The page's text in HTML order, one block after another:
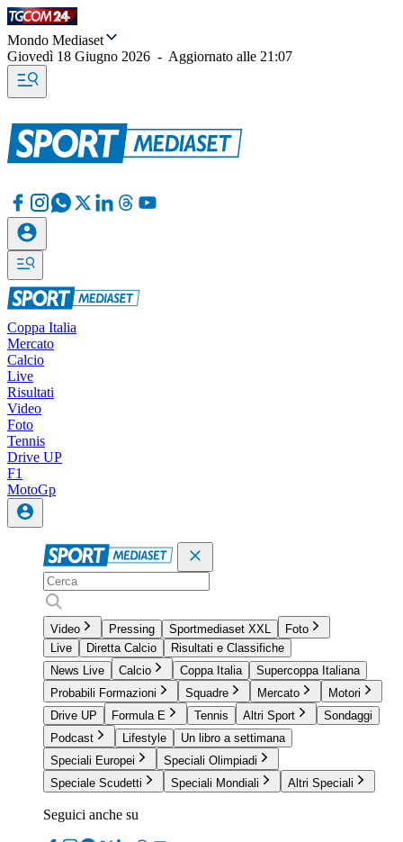
Mondo Mediaset
Giovedì 18 Giugno 2026 - Aggiornato alle 21:07
Coppa Italia
Mercato
Calcio
Live
Risultati
Video
Foto
Tennis
Drive UP
F1
MotoGp
Video Pressing Sportmediaset XXL
Foto
Live
Diretta Calcio
Risultati e Classifiche
News Live
Calcio Coppa Italia
Supercoppa Italiana
Probabili Formazioni
Squadre Mercato
Motori
Drive UP
Formula E Tennis Altri Sport
Sondaggi
Podcast
Lifestyle
Un libro a settimana
Speciali Europei
Speciali Olimpiadi
Speciale Scudetti
Speciali Mondiali Altri Speciali
Seguici anche su